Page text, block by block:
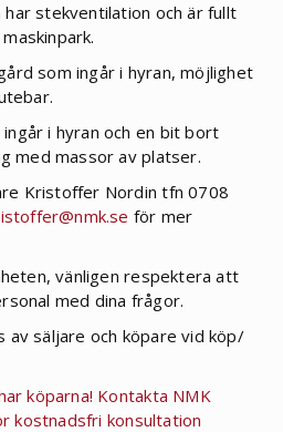
stekventilation och är fullt
som ingår i hyran, möjlighet
i hyran och en bit bort
med massor av platser.
Kristoffer Nordin tfn 0708
för mer
vänligen respektera att
med dina frågor.
av säljare och köpare vid köp/
köparna! Kontakta NMK
kostnadsfri konsultation